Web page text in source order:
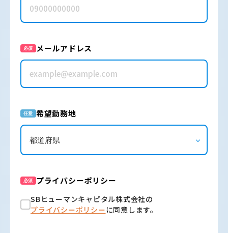
必須 メールアドレス
任意 希望勤務地
必須 プライバシーポリシー
SBヒューマンキャピタル株式会社の
プライバシーポリシーに同意します。